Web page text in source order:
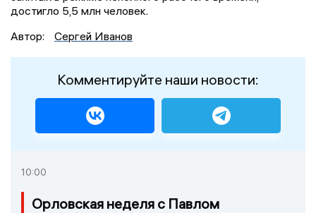
достигло 5,5 млн человек.
Автор:
Сергей Иванов
Комментируйте наши новости:
10:00
Орловская неделя с Павлом